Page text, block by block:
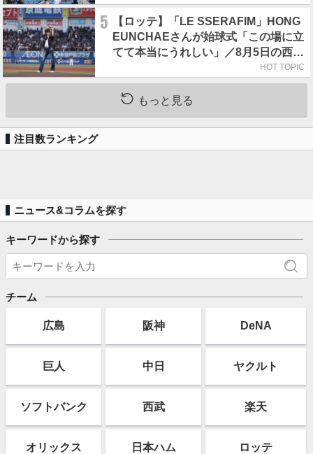
5
【ロッテ】「LE SSERAFIM」HONG
EUNCHAEさんが始球式「この場に立
てて本当にうれしい」／8月5日の西武
HOT TOPIC
もっと見る
注目数ランキング
ニュース&コラムを探す
キーワードから探す
チーム
広島 阪神 DeNA
巨人 中日 ヤクルト
ソフトバンク 西武 楽天
オリックス 日本ハム ロッテ